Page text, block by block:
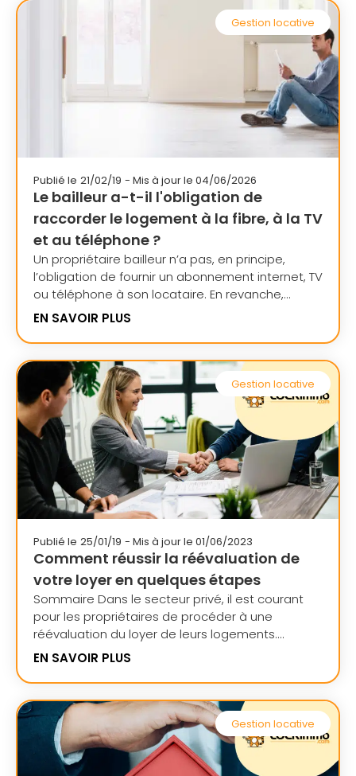
Gestion locative
Publié le 21/02/19 - Mis à jour le 04/06/2026
Le bailleur a-t-il l'obligation de
raccorder le logement à la fibre, à la TV
et au téléphone ?
Un propriétaire bailleur n’a pas, en principe,
l’obligation de fournir un abonnement internet, TV
ou téléphone à son locataire. En revanche,...
EN SAVOIR PLUS
Gestion locative
Publié le 25/01/19 - Mis à jour le 01/06/2023
Comment réussir la réévaluation de
votre loyer en quelques étapes
Sommaire Dans le secteur privé, il est courant
pour les propriétaires de procéder à une
réévaluation du loyer de leurs logements....
EN SAVOIR PLUS
Gestion locative